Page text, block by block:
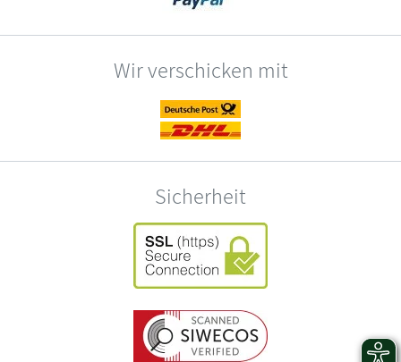
Wir verschicken mit
Sicherheit